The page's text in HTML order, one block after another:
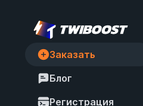
Заказать
Блог
Регистрация